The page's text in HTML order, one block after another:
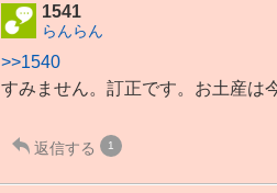
1541
らんらん
>>1540
すみません。訂正です。お土産は
返信する 1